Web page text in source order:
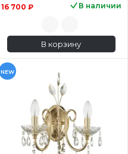
16 700 ₽ В наличии
В корзину
NEW